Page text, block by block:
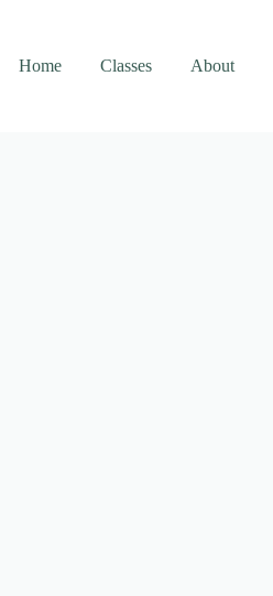
Home
Classes About